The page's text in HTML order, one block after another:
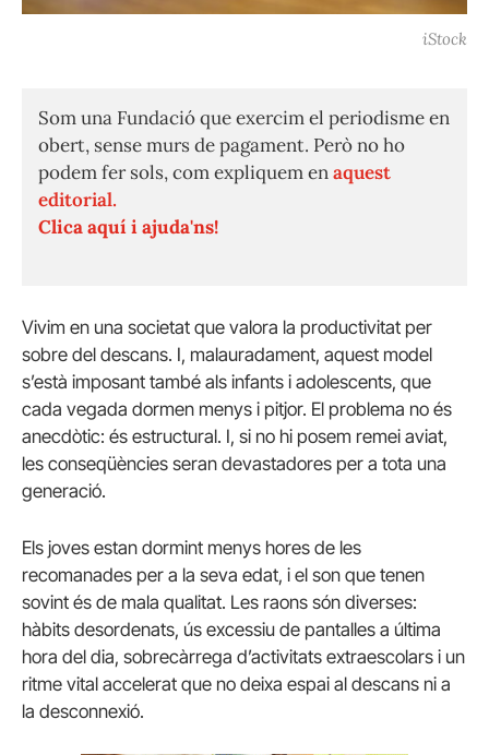
iStock
Som una Fundació que exercim el periodisme en
obert, sense murs de pagament. Però no ho
podem fer sols, com expliquem enaquest
editorial.
Clica aquí i ajuda'ns!
Vivim en una societat que valora la productivitat per
sobre del descans. I, malauradament, aquest model
s’està imposant també als infants i adolescents, que
cada vegada dormen menys i pitjor. El problema no és
anecdòtic: és estructural. I, si no hi posem remei aviat,
les conseqüències seran devastadores per a tota una
generació.
Els joves estan dormint menys hores de les
recomanades per a la seva edat, i el son que tenen
sovint és de mala qualitat. Les raons són diverses:
hàbits desordenats, ús excessiu de pantalles a última
hora del dia, sobrecàrrega d’activitats extraescolars i un
ritme vital accelerat que no deixa espai al descans ni a
la desconnexió.